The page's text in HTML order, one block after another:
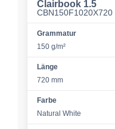
Clairbook 1.5
CBN150F1020X720
Grammatur
150 g/m²
Länge
720 mm
Farbe
Natural White